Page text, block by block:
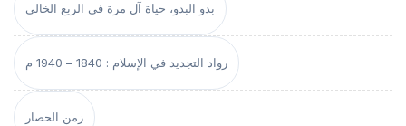
بدو البدو، حياة آل مرة في الربع الخالي
رواد التجديد في الإسلام : 1840 – 1940 م
زمن الحصار